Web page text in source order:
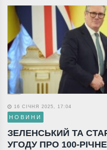
16 СІЧНЯ 2025, 17:04
НОВИНИ
ЗЕЛЕНСЬКИЙ ТА
УГОДУ ПРО 100-